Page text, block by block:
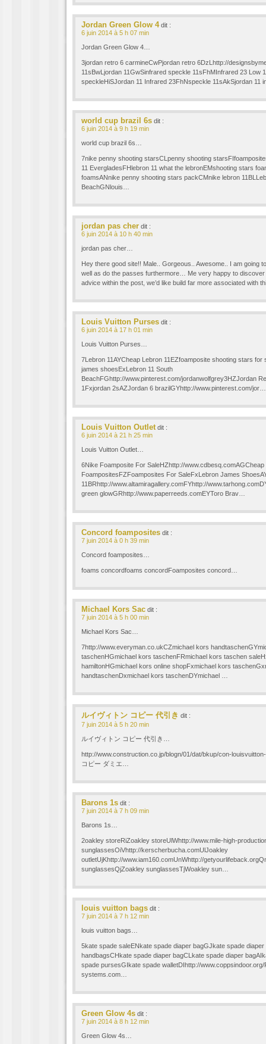
Jordan Green Glow 4 dit :
6 juin 2014 à 5 h 07 min
Jordan Green Glow 4…
3jordan retro 6 carmineCwPjordan retro 6DzLhttp://
11sBwLjordan 11GwSinfrared speckle 11sFhMInfrared 23 Low
speckleHiSJordan 11 Infrared 23FhNspeckle 11sAkSjordan 11
world cup brazil 6s dit :
6 juin 2014 à 9 h 19 min
world cup brazil 6s…
7nike penny shooting starsCLpenny shooting
11 EvergladesFHlebron 11 what the lebronEMshooting stars
foamsANnike penny shooting stars packCMnike lebron
BeachGNlouis…
jordan pas cher dit :
6 juin 2014 à 10 h 40 min
jordan pas cher…
Hey there good site!! Male.. Gorgeous.. Awesome.. I am going
well as do the passes furthermore… Me very happy to discover
advice within the post, we’d like build far more associated with
Louis Vuitton Purses dit :
6 juin 2014 à 17 h 01 min
Louis Vuitton Purses…
7Lebron 11AYCheap Lebron 11EZfoamposite shooting stars for
james shoesExLebron 11 South
BeachFGhttp://www.pinterest.com/jordanwolfgrey3HZJordan
1Fxjordan 2sAZJordan 6 brazilGYhttp://www.pinterest.com/jor…
Louis Vuitton Outlet dit :
6 juin 2014 à 21 h 25 min
Louis Vuitton Outlet…
6Nike Foamposite For SaleHZhttp://www.cdbesq.comAGCheap
FoampositesFZFoamposites For SaleFxLebron James
11BRhttp://www.altamiragallery.comFYhttp://
green glowGRhttp://www.paperreeds.comEYToro Brav…
Concord foamposites dit :
7 juin 2014 à 0 h 39 min
Concord foamposites…
foams concordfoams concordFoamposites concord…
Michael Kors Sac dit :
7 juin 2014 à 5 h 00 min
Michael Kors Sac…
7http://www.everyman.co.ukCZmichael kors
taschenHGmichael kors taschenFRmichael kors taschen
hamiltonHGmichael kors online shopFxmichael kors
handtaschenDxmichael kors taschenDYmichael …
ルイヴィトン コピー 代引き dit :
7 juin 2014 à 5 h 20 min
ルイヴィトン コピー 代引き…
http://www.construction.co.jp/blogn/01/dat/bkup/con-
コピー ダミエ…
Barons 1s dit :
7 juin 2014 à 7 h 09 min
Barons 1s…
2oakley storeRiZoakley storeUlWhttp://www.mile-high-
sunglassesOiVhttp://kerscherbucha.comUlJoakley
outletUjKhttp://www.iam160.comUnWhttp://
sunglassesQjZoakley sunglassesTjWoakley sun…
louis vuitton bags dit :
7 juin 2014 à 7 h 12 min
louis vuitton bags…
5kate spade saleENkate spade diaper bagGJkate spade
handbagsCHkate spade diaper bagCLkate spade diaper
spade pursesGIkate spade walletDIhttp://
systems.com…
Green Glow 4s dit :
7 juin 2014 à 8 h 12 min
Green Glow 4s…